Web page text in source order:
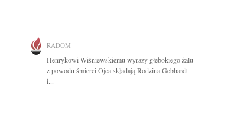
RADOM
Henrykowi Wiśniewskiemu wyrazy głębokiego żalu
z powodu śmierci Ojca składają Rodzina Gebhardt
i...